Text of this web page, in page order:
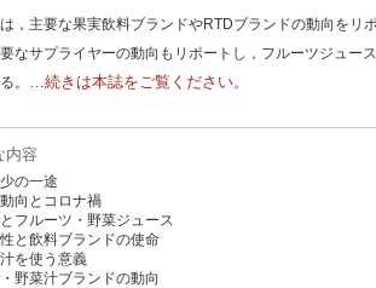
，主要な果実飲料ブランドやRTDブランドの動向をリ
なサプライヤーの動向もリポートし，フルーツジュー
。 …続きは本誌をご覧ください。
内容
の一途
向とコロナ禍
フルーツ・野菜ジュース
と飲料ブランドの使命
を使う意義
野菜汁ブランドの動向